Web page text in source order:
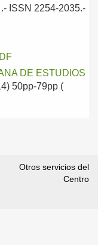
ISSN 2254-2035.-
DE ESTUDIOS
50pp-79pp (
Otros servicios del
Centro